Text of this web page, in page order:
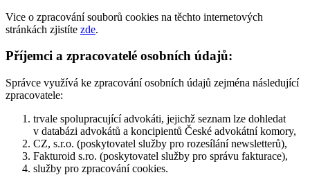
Vice o zpracování souborů cookies na těchto internetových
stránkách zjistíte zde.
Příjemci a zpracovatelé osobních údajů:
Správce využívá ke zpracování osobních údajů zejména následující
zpracovatele:
trvale spolupracující advokáti, jejichž seznam lze dohledat
v databázi advokátů a koncipientů České advokátní komory,
CZ, s.r.o. (poskytovatel služby pro rozesílání newsletterů),
Fakturoid s.ro. (poskytovatel služby pro správu fakturace),
služby pro zpracování cookies.